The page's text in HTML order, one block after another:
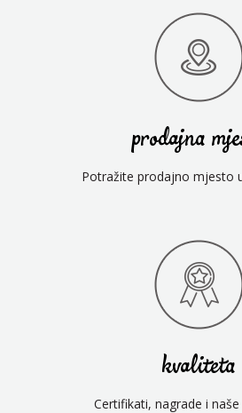
prodajna
Potražite prodajno mjesto
kvaliteta
Certifikati, nagrade i